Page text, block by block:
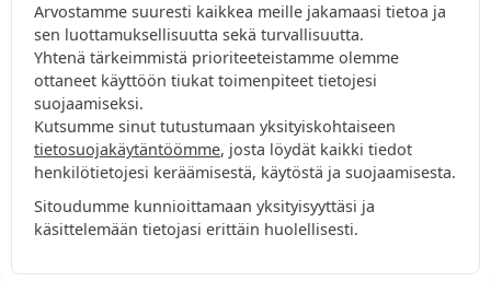
Arvostamme suuresti kaikkea meille jakamaasi tietoa ja
sen luottamuksellisuutta sekä turvallisuutta.
Yhtenä tärkeimmistä prioriteeteistamme olemme
ottaneet käyttöön tiukat toimenpiteet tietojesi
suojaamiseksi.
Kutsumme sinut tutustumaan yksityiskohtaiseen
tietosuojakäytäntöömme, josta löydät kaikki tiedot
henkilötietojesi keräämisestä, käytöstä ja suojaamisesta.
Sitoudumme kunnioittamaan yksityisyyttäsi ja
käsittelemään tietojasi erittäin huolellisesti.